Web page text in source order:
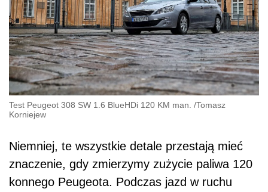
Test Peugeot 308 SW 1.6 BlueHDi 120 KM man. /Tomasz
Korniejew
Niemniej, te wszystkie detale przestają mieć
znaczenie, gdy zmierzymy zużycie paliwa 120
konnego Peugeota. Podczas jazd w ruchu